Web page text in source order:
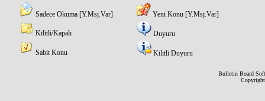
Sadece Okuma [Y.Msj.Var] Yeni Konu [Y.Msj.Var]
Kilitli/Kapalı Duyuru
Sabit Konu Kilitli Duyuru
Bulletin Board